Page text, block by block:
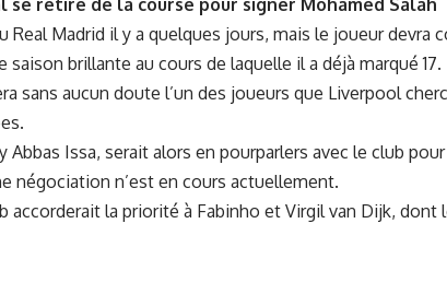
Real Madrid il y a quelques jours, mais le joueur devra
saison brillante au cours de laquelle il a déjà marqué 17.
sans aucun doute l’un des joueurs que Liverpool
Abbas Issa, serait alors en pourparlers avec le club
négociation n’est en cours actuellement.
accorderait la priorité à Fabinho et Virgil van Dijk, dont